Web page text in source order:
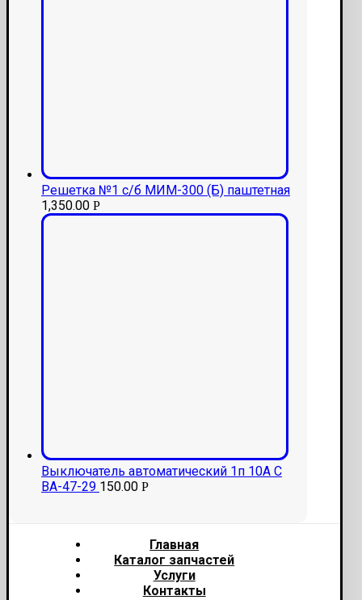
Решетка №1 с/б МИМ-300 (Б) паштетная
1,350.00 Р
Выключатель автоматический 1п 10А C
ВА-47-29 150.00 Р
Главная
Каталог запчастей
Услуги
Контакты